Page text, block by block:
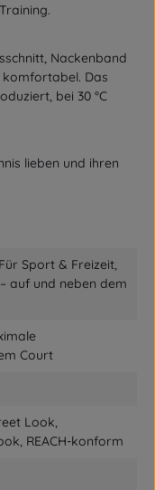
Nackenband
Das
bei 30 °C
lieben und ihren
Sport & Freizeit,
auf und neben dem
Court
Look,
REACH-konform